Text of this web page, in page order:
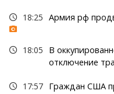
18:25 Армия рф
18:05
В
отключение
17:57 Граждан США